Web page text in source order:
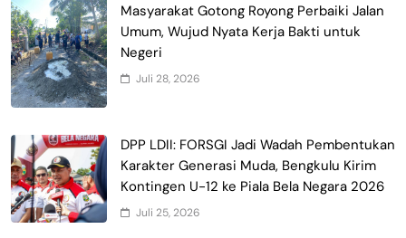
Masyarakat Gotong Royong Perbaiki Jalan
Umum, Wujud Nyata Kerja Bakti untuk
Negeri
Juli 28, 2026
DPP LDII: FORSGI Jadi Wadah Pembentukan
Karakter Generasi Muda, Bengkulu Kirim
Kontingen U-12 ke Piala Bela Negara 2026
Juli 25, 2026